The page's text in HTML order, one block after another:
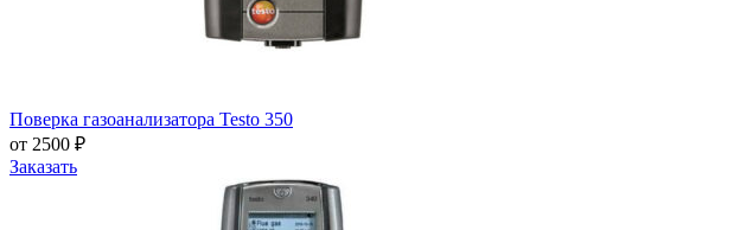
Поверка газоанализатора Testo 350
от 2500 ₽
Заказать